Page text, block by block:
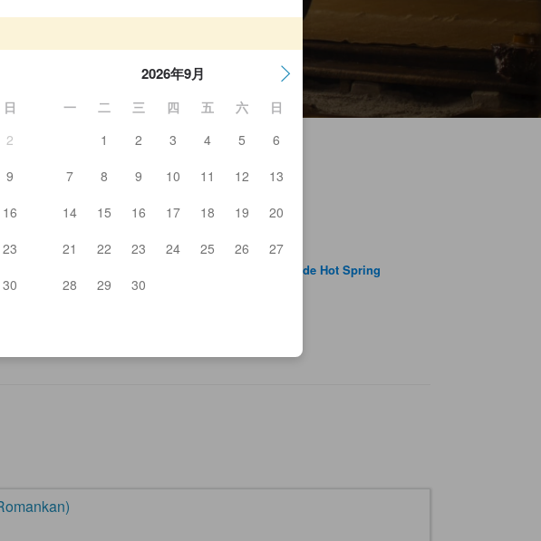
日
2
9
16
23
30
2026年9月
一 二 三 四 五 六
日
1
2 3 4 5
6
7
8 9 10 11 12
13
14
15 16 17 18 19
20
21
22 23 24 25 26
27
28
29 30
Fujitakankoringo Orchards
Okukujidaigo Rest Area
Daigoonsen Hoyo Center Morinoide Hot Spring
Yamizo